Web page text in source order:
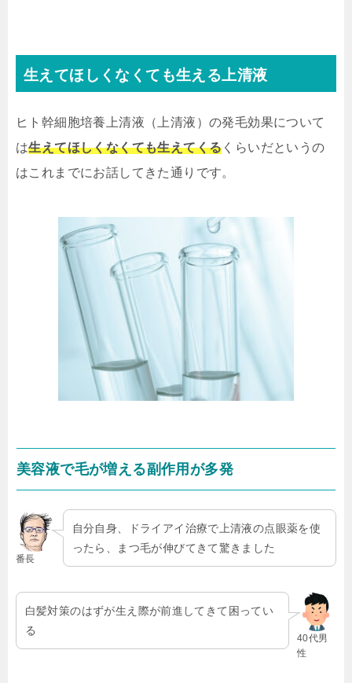
生えてほしくなくても生える上清液
ヒト幹細胞培養上清液（上清液）の発毛効果について
は生えてほしくなくても生えてくる くらいだというの
はこれまでにお話してきた通りです。
美容液で毛が増える副作用が多発
番長
自分自身、ドライアイ治療で上清液の点眼薬を使
ったら、まつ毛が伸びてきて驚きました
40代男
性
白髪対策のはずが生え際が前進してきて困ってい
る